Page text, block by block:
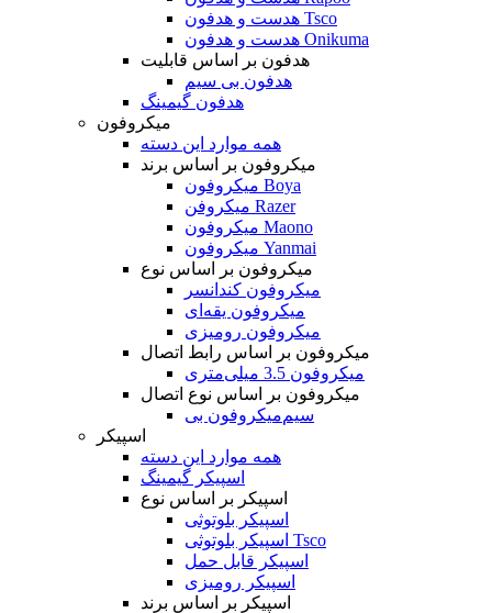
هدست و هدفون Tsco
هدست و هدفون Onikuma
هدفون بر اساس قابلیت
هدفون بی سیم
هدفون گیمینگ
میکروفون
همه موارد این دسته
میکروفون بر اساس برند
میکروفون Boya
میکروفن Razer
میکروفون Maono
میکروفون Yanmai
میکروفون بر اساس نوع
میکروفون کندانسر
میکروفون یقه‌ای
میکروفون رومیزی
میکروفون بر اساس رابط اتصال
میکروفون 3.5 میلی‌متری
میکروفون بر اساس نوع اتصال
میکروفون بی‌‎سیم
اسپیکر
همه موارد این دسته
اسپیکر گیمینگ
اسپیکر بر اساس نوع
اسپیکر بلوتوثی
اسپیکر بلوتوثی Tsco
اسپیکر قابل حمل
اسپیکر رومیزی
اسپیکر بر اساس برند